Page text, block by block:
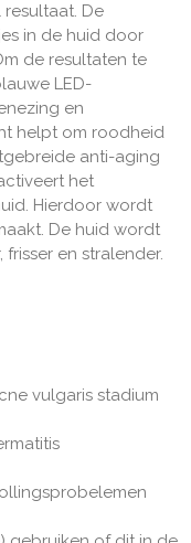
De
in de huid door
de resultaten te
LED-
en
helpt om roodheid
anti-aging
het
Hierdoor wordt
De huid wordt
en stralender.
vulgaris stadium